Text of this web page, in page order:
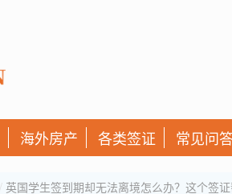
海外房产 各类签证 常见问答
英国学生签到期却无法离境怎么办？这个签